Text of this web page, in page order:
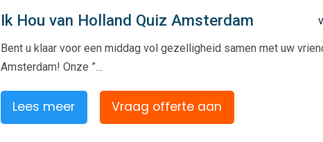
Ik Hou van Holland Quiz Amsterdam
Bent u klaar voor een middag vol gezelligheid samen met uw
Amsterdam! Onze ”…
Lees meer Vraag offerte aan